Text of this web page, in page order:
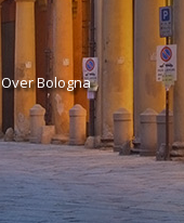
Over Bologna